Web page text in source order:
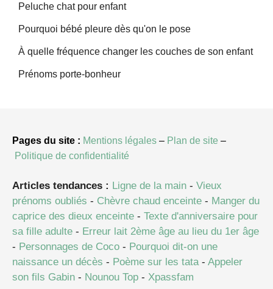
Peluche chat pour enfant
Pourquoi bébé pleure dès qu'on le pose
À quelle fréquence changer les couches de son enfant
Prénoms porte-bonheur
Pages du site : Mentions légales – Plan de site –
Politique de confidentialité
Articles tendances : Ligne de la main - Vieux
prénoms oubliés - Chèvre chaud enceinte - Manger du
caprice des dieux enceinte - Texte d'anniversaire pour
sa fille adulte - Erreur lait 2ème âge au lieu du 1er âge
- Personnages de Coco - Pourquoi dit-on une
naissance un décès - Poème sur les tata - Appeler
son fils Gabin - Nounou Top - Xpassfam